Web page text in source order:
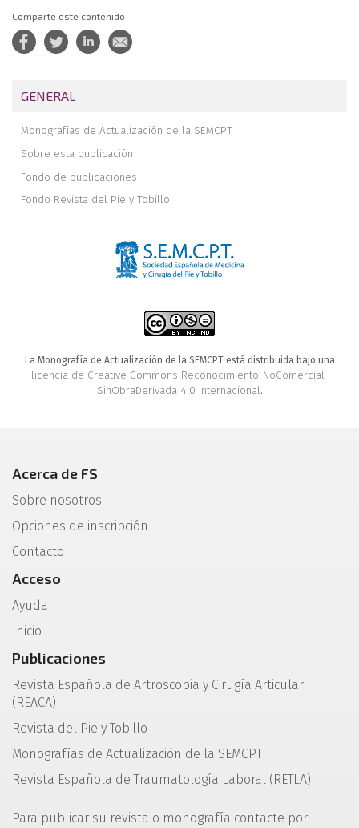
Comparte este contenido
GENERAL
Monografías de Actualización de la SEMCPT
Sobre esta publicación
Fondo de publicaciones
Fondo Revista del Pie y Tobillo
La Monografía de Actualización de la SEMCPT está distribuida bajo una
licencia de Creative Commons Reconocimiento-NoComercial-
SinObraDerivada 4.0 Internacional.
Acerca de FS
Sobre nosotros
Opciones de inscripción
Contacto
Acceso
Ayuda
Inicio
Publicaciones
Revista Española de Artroscopia y Cirugía Articular
(REACA)
Revista del Pie y Tobillo
Monografías de Actualización de la SEMCPT
Revista Española de Traumatología Laboral (RETLA)
Para publicar su revista o monografía contacte por